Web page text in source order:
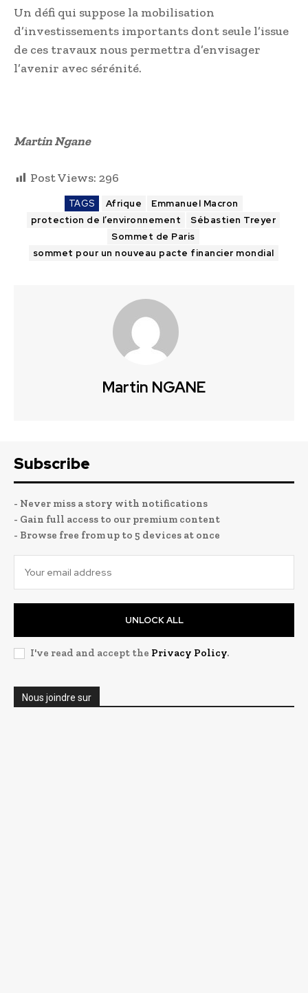
Un défi qui suppose la mobilisation
d’investissements importants dont seule l’issue
de ces travaux nous permettra d’envisager
l’avenir avec sérénité.
Martin Ngane
Post Views: 296
TAGS Afrique
Emmanuel Macron
protection de l’environnement
Sébastien Treyer
Sommet de Paris
sommet pour un nouveau pacte financier mondial
Martin NGANE
Subscribe
- Never miss a story with notifications
- Gain full access to our premium content
- Browse free from up to 5 devices at once
UNLOCK ALL
I've read and accept the Privacy Policy.
Nous joindre sur